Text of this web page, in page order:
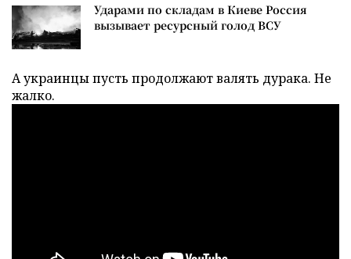
Ударами по складам в Киеве Россия
вызывает ресурсный голод ВСУ
А украинцы пусть продолжают валять дурака. Не
жалко.